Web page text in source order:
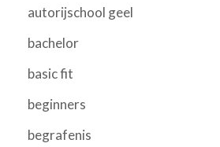
autorijschool geel
bachelor
basic fit
beginners
begrafenis